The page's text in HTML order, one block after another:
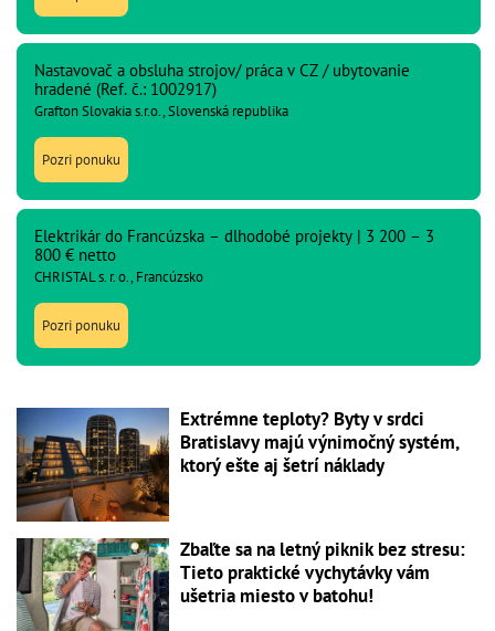
Nastavovač a obsluha strojov/ práca v CZ / ubytovanie
hradené (Ref. č.: 1002917)
Grafton Slovakia s.r.o., Slovenská republika
Pozri ponuku
Elektrikár do Francúzska – dlhodobé projekty | 3 200 – 3
800 € netto
CHRISTAL s. r. o., Francúzsko
Pozri ponuku
Extrémne teploty? Byty v srdci
Bratislavy majú výnimočný systém,
ktorý ešte aj šetrí náklady
Zbaľte sa na letný piknik bez stresu:
Tieto praktické vychytávky vám
ušetria miesto v batohu!